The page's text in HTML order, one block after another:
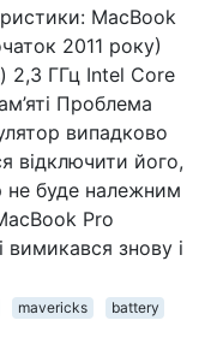
MacBook
2011 року)
2,3 ГГц Intel Core
Проблема
випадково
відключити його,
не буде належним
Pro
вимикався знову і
mavericks
battery